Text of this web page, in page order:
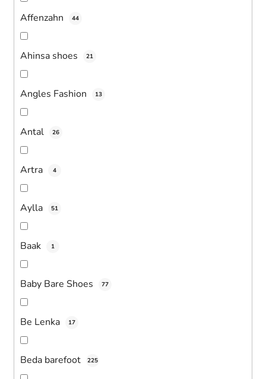
Affenzahn 44
Ahinsa shoes 21
Angles Fashion 13
Antal 26
Artra 4
Aylla 51
Baak 1
Baby Bare Shoes 77
Be Lenka 17
Beda barefoot 225